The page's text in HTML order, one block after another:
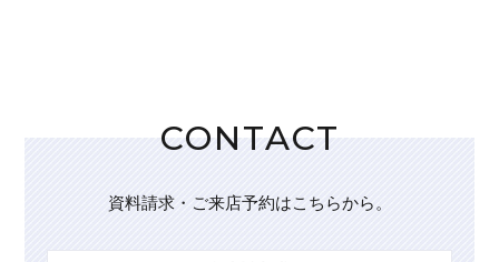
CONTACT
資料請求・ご来店予約はこちらから。